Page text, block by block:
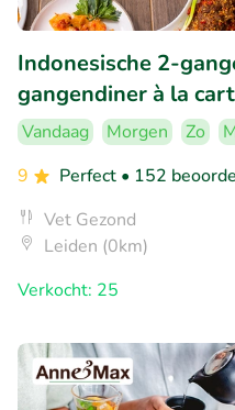
Indonesische 2-
gangendiner à la
Vandaag Morgen Zo
9
Perfect • 152
Vet Gezond
Leiden (0km)
Verkocht: 25